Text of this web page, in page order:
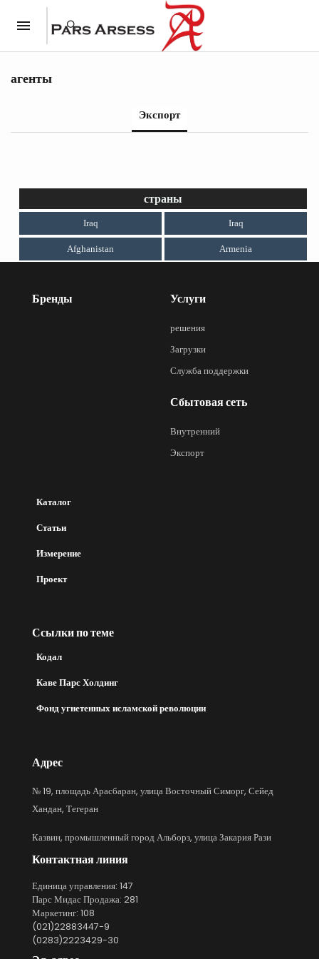
агенты
Экспорт
страны
Iraq
Iraq
Armenia
Afghanistan
Бренды Услуги
решения
Загрузки
Служба поддержки
Сбытовая сеть
Внутренний
Экспорт
Каталог
Статьи
Измерение
Проект
Ссылки по теме
Кодал
Каве Парс Холдинг
Фонд угнетенных исламской революции
Адрес
№ 19, площадь Арасбаран, улица Восточный Симорг, Сейед
Хандан, Тегеран
Казвин, промышленный город Альборз, улица Закария Рази
Контактная линия
Единица управления: 147
Парс Мидас Продажа: 281
Маркетинг: 108
(021)22883447-9
(0283)2223429-30